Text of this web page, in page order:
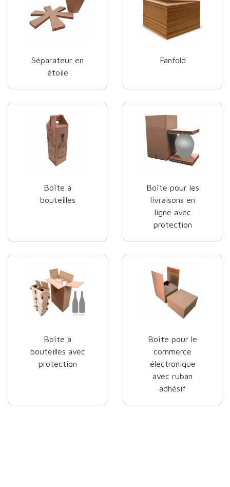
Séparateur en
étoile
Fanfold
Boîte à
bouteilles
Boîte pour les
livraisons en
ligne avec
protection
Boîte à
bouteilles avec
protection
Boîte pour le
commerce
électronique
avec ruban
adhésif